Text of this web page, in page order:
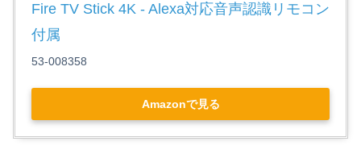
Fire TV Stick 4K - Alexa対応音声認識リモコン
付属
53-008358
Amazonで見る